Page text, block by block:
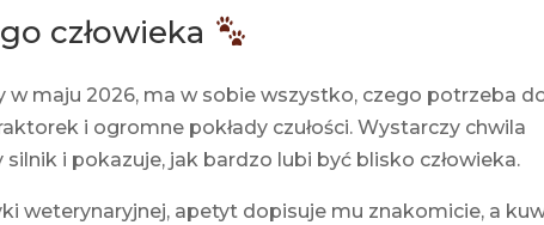
człowieka
w maju 2026, ma w sobie wszystko, czego potrzeba
i ogromne pokłady czułości. Wystarczy chwila
i pokazuje, jak bardzo lubi być blisko człowieka.
weterynaryjnej, apetyt dopisuje mu znakomicie, a